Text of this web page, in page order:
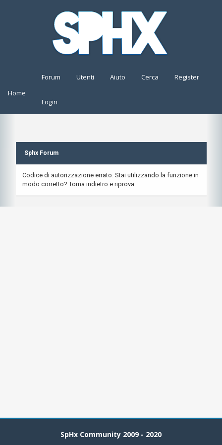
Home
Forum Utenti Aiuto Cerca Register
Login
Sphx Forum
Codice di autorizzazione errato. Stai utilizzando la funzione in
modo corretto? Torna indietro e riprova.
SpHx Community 2009 - 2020